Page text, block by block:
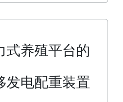
式养殖平台的
发电配重装置